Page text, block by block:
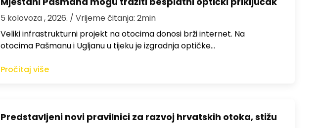
5 kolovoza , 2026. / Vrijeme čitanja: 2min
Veliki infrastrukturni projekt na otocima donosi brži internet. Na
otocima Pašmanu i Ugljanu u tijeku je izgradnja optičke…
Pročitaj više
Predstavljeni novi pravilnici za razvoj hrvatskih otoka, stižu